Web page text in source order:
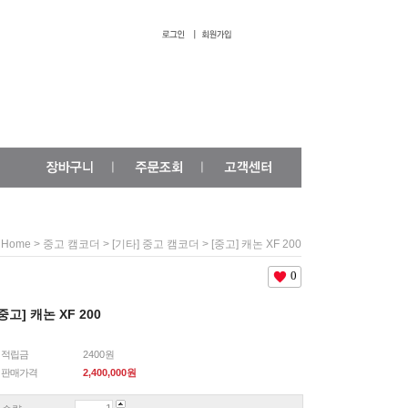
Home > 중고 캠코더 > [기타] 중고 캠코더 > [중고] 캐논 XF 200
0
고] 캐논 XF 200
적립금
2400원
판매가격
2,400,000원